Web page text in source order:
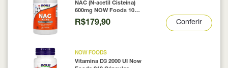
NAC (N-acetil Cisteína)
600mg NOW Foods 100
Cápsulas
R$179,90 Conferir
NOW FOODS
Vitamina D3 2000 UI Now